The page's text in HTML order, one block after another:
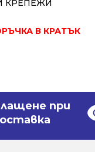
КРЕПЕЖИ
В КРАТЪК
при